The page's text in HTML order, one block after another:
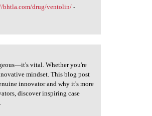
bhtla.com/drug/ventolin/ -
vital. Whether you're
mindset. This blog post
innovator and why it's more
discover inspiring case